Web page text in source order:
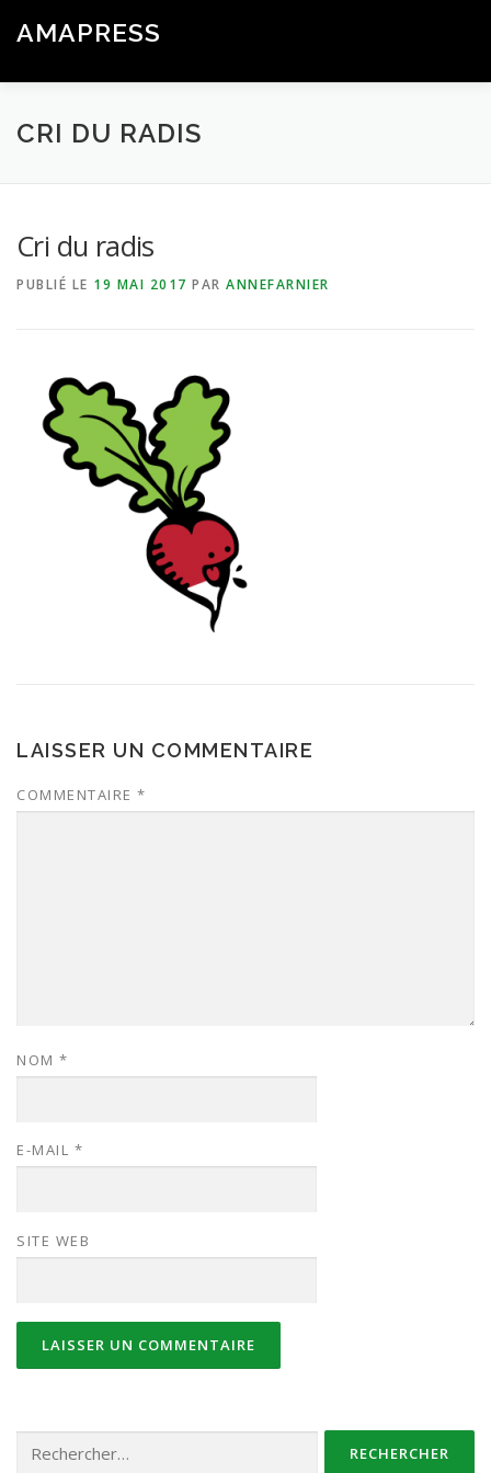
AMAPRESS
CRI DU RADIS
Cri du radis
PUBLIÉ LE 19 MAI 2017 PAR ANNEFARNIER
LAISSER UN COMMENTAIRE
COMMENTAIRE *
NOM *
E-MAIL *
SITE WEB